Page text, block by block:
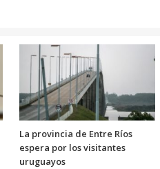
La provincia de Entre Ríos
espera por los visitantes
uruguayos